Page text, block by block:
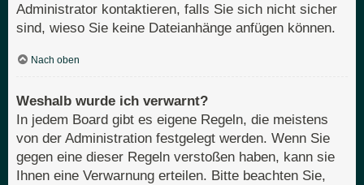
Administrator kontaktieren, falls Sie sich nicht sicher
sind, wieso Sie keine Dateianhänge anfügen können.
Nach oben
Weshalb wurde ich verwarnt?
In jedem Board gibt es eigene Regeln, die meistens
von der Administration festgelegt werden. Wenn Sie
gegen eine dieser Regeln verstoßen haben, kann sie
Ihnen eine Verwarnung erteilen. Bitte beachten Sie,